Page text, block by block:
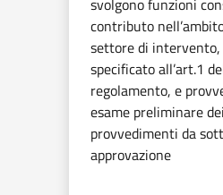
contributo
settore di intervento,
specificato all’art.1
regolamento, e
esame preliminare dei
provvedimenti da
approvazione